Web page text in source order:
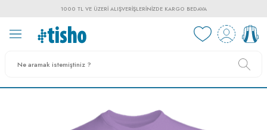
1000 TL VE ÜZERI ALIŞVERIŞLERINIZDE KARGO BEDAVA